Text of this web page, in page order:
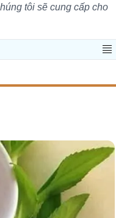
tôi sẽ cung cấp cho